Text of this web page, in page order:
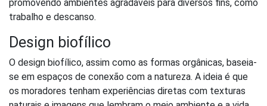
promovendo ambientes agradáveis para diversos fins, como
trabalho e descanso.
Design biofílico
O design biofílico, assim como as formas orgânicas, baseia-
se em espaços de conexão com a natureza. A ideia é que
os moradores tenham experiências diretas com texturas